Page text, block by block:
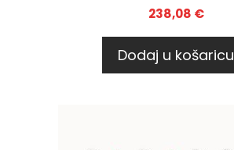
238,08 €
Dodaj u košaricu